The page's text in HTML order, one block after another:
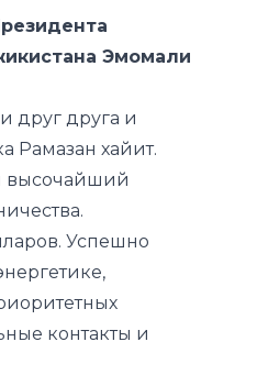
друг друга и
Рамазан хайит.
высочайший
Успешно
контакты и
проектов